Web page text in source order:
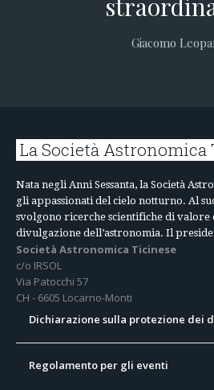
Giacomo
La Società Astronomica
Nata negli Anni Sessanta, la Società
gli appassionati del cielo notturno. Al
svolgono ricerche scientifiche di valore
divulgazione dell’astronomia. Il
Società Astronomica Ticinese
c/o IRSOL
Via Patocchi 57
CH - 6605 Locarno-Monti
Dichiarazione sulla protezione dei
Regolamento per gli eventi